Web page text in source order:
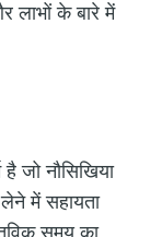
लाभों के बारे में
जो नौसिखिया
लेने में सहायता
समय का